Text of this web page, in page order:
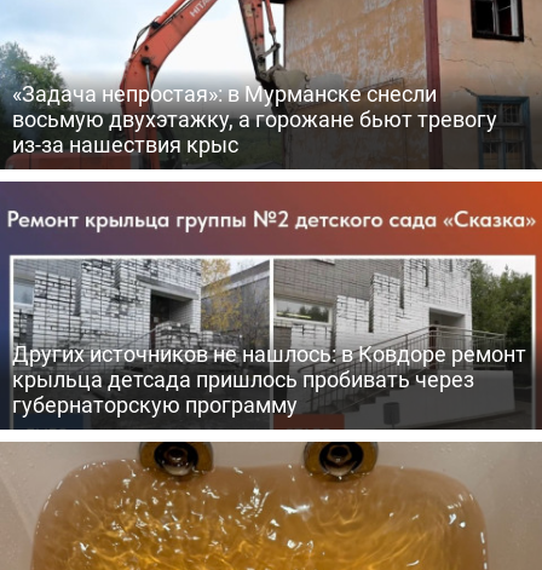
«Задача непростая»: в Мурманске снесли
восьмую двухэтажку, а горожане бьют тревогу
из-за нашествия крыс
Других источников не нашлось: в Ковдоре ремонт
крыльца детсада пришлось пробивать через
губернаторскую программу